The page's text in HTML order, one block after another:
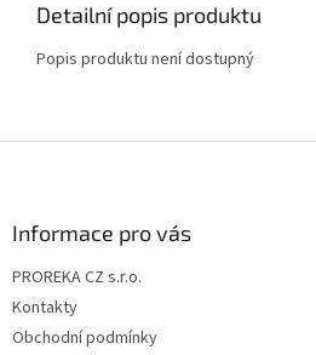
Detailní popis produktu
Popis produktu není dostupný
Informace pro vás
PROREKA CZ s.r.o.
Kontakty
Obchodní podmínky